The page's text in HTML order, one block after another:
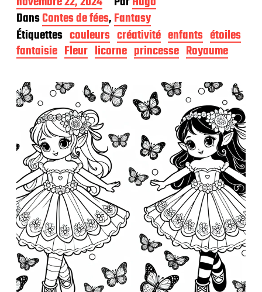
a
t
e
d
e
u
b
l
a
t
o
n
DansContes de fées,Fantasy
Étiquettes couleurs créativité enfants étoiles
fantaisie Fleur licorne princesse Royaume